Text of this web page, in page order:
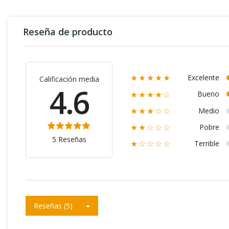
Reseña de producto
Calificación media
4.6
5 Reseñas
★★★★★ Excelente
★★★★☆ Bueno
★★★☆☆ Medio
★★☆☆☆ Pobre
★☆☆☆☆ Terrible
Reseñas (5)